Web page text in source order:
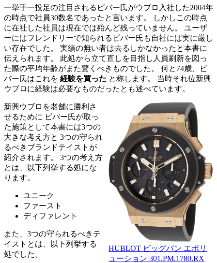
一挙手一投足の注目されるビバー氏がウブロ入社した2004年
の時点で社員30数名であったと言います。 しかしこの時点
に在社した社員は現在では殆んど残っていません。 ユーザ
ーにはフレンドリーで知られるビバー氏も自社には実に厳し
い存在でした。 実績の無い者は去るしかなかったと本書に
伝えられます。 此処から立て直しを目指し人員刷新を図っ
た際の平均年齢がまた驚くべきものでした。 何と74歳、ビ
バー氏はこれを 経験を買った と称します。 当時それ位新興
ウブロに経験は必要なものだったとも述べています。
HUBLOT ビッグバン エボリ
ューション 301.PM.1780.RX
新興ウブロを老舗に勝利さ
せるために ビバー氏が取っ
た施策として本書には3つの
大きな考え方と 3つの守られ
るべきブランドテイストが
紹介されます。 3つの考え方
とは、以下列挙する処にな
ります。
ユニーク
ファースト
ディファレント
また、3つの守られるべきテ
イストとは、以下列挙する
処でした。